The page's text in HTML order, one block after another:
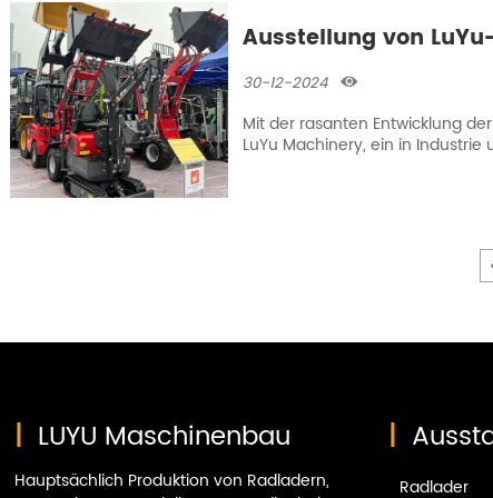
Ausstellung von
30-12-2024 
Mit der rasanten Entwicklung
LuYu Machinery, ein in
| LUYU Maschinenbau
Hauptsächlich Produktion von Radladern,
|
Radlader